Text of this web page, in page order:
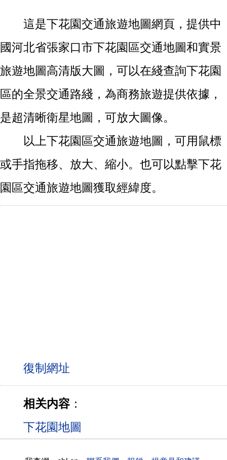
這是下花園交通旅遊地圖網頁，提供中
國河北省張家口市下花園區交通地圖和實景
旅遊地圖高清版大圖，可以在綫查詢下花園
區的全景交通路綫，為商務旅遊提供依據，
是超清晰衛星地圖，可放大圖像。
以上下花園區交通旅遊地圖，可用鼠標
或手指拖移、放大、縮小。也可以點擊下花
園區交通旅遊地圖獲取經緯度。
相关内容：
下花園地圖